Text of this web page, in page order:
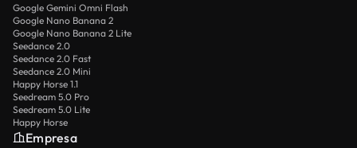
Google Gemini Omni Flash
Google Nano Banana 2
Google Nano Banana 2 Lite
Seedance 2.0
Seedance 2.0 Fast
Seedance 2.0 Mini
Happy Horse 1.1
Seedream 5.0 Pro
Seedream 5.0 Lite
Happy Horse
Empresa